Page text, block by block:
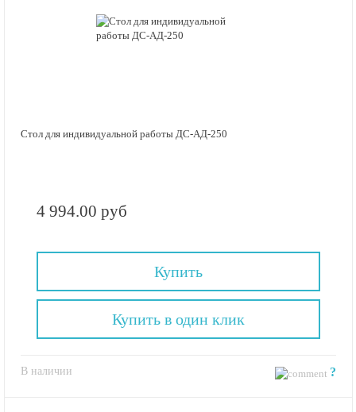
Стол для индивидуальной работы ДС-АД-250
4 994.00 руб
Купить
В наличии ?
Купить в один клик